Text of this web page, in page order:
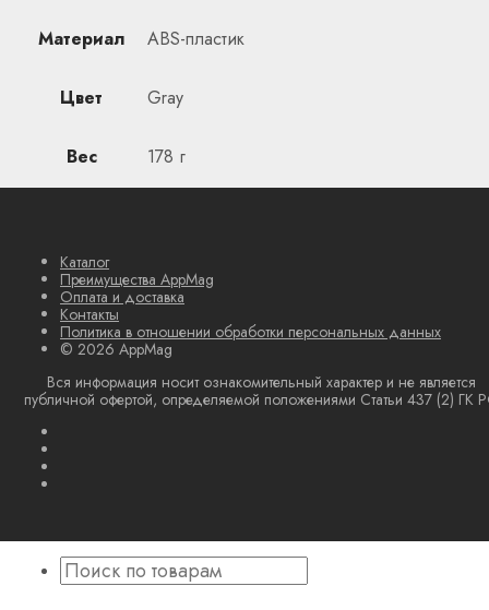
Материал ABS-пластик
Цвет Gray
Вес 178 г
Каталог
Преимущества AppMag
Оплата и доставка
Контакты
Политика в отношении обработки персональных данных
© 2026 AppMag
Вся информация носит ознакомительный характер и не является
публичной офертой, определяемой положениями Статьи 437 (2) ГК